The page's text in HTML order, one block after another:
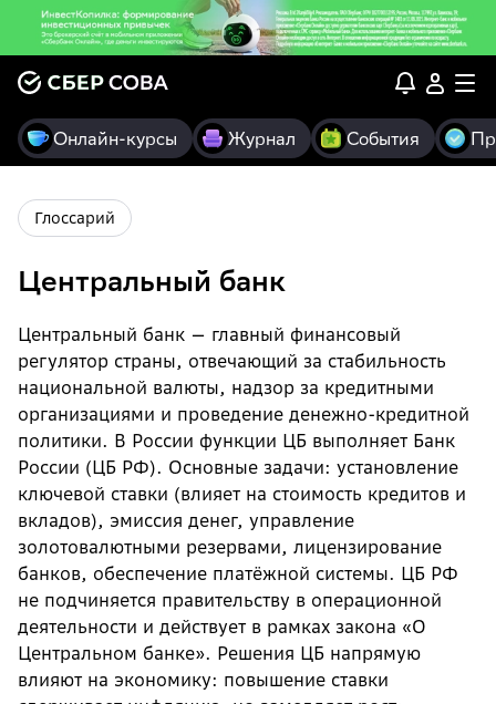
Онлайн-курсы Журнал События
Глоссарий
Центральный банк
Центральный банк — главный финансовый
регулятор страны, отвечающий за стабильность
национальной валюты, надзор за кредитными
организациями и проведение денежно-кредитной
политики. В России функции ЦБ выполняет Банк
России (ЦБ РФ). Основные задачи: установление
ключевой ставки (влияет на стоимость кредитов и
вкладов), эмиссия денег, управление
золотовалютными резервами, лицензирование
банков, обеспечение платёжной системы. ЦБ РФ
не подчиняется правительству в операционной
деятельности и действует в рамках закона «О
Центральном банке». Решения ЦБ напрямую
влияют на экономику: повышение ставки